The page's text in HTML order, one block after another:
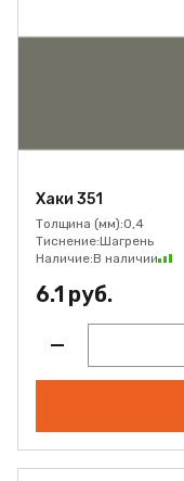
Хаки 351
Толщина (мм):0,4
Тиснение:Шагрень
Наличие:В наличии
6.1 руб.